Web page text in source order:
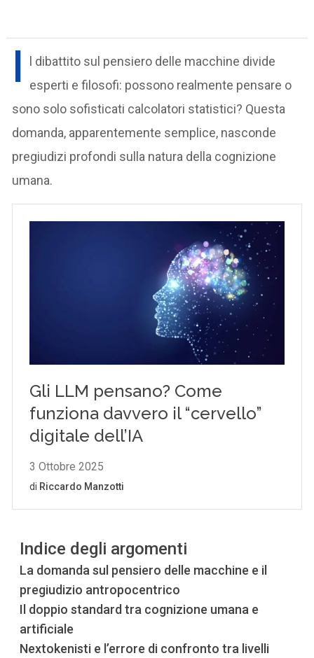
I
l dibattito sul pensiero delle macchine divide
esperti e filosofi: possono realmente pensare o
sono solo sofisticati calcolatori statistici? Questa
domanda, apparentemente semplice, nasconde
pregiudizi profondi sulla natura della cognizione
umana.
Indice degli argomenti
La domanda sul pensiero delle macchine e il
pregiudizio antropocentrico
Il doppio standard tra cognizione umana e
artificiale
Nextokenisti e l’errore di confronto tra livelli